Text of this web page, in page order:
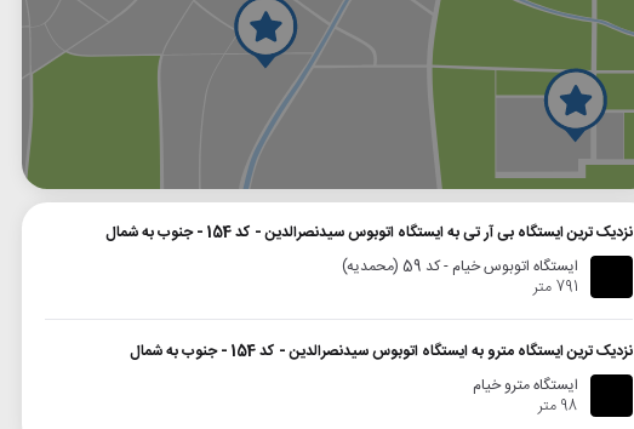
نزدیک ترین ایستگاه بی آر تی به ایستگاه اتوبوس سیدنصرالدین - کد 154 - جنوب به شمال
ایستگاه اتوبوس خیام - کد 59 (محمدیه)
791 متر
نزدیک ترین ایستگاه مترو به ایستگاه اتوبوس سیدنصرالدین - کد 154 - جنوب به شمال
ایستگاه مترو خیام
98 متر